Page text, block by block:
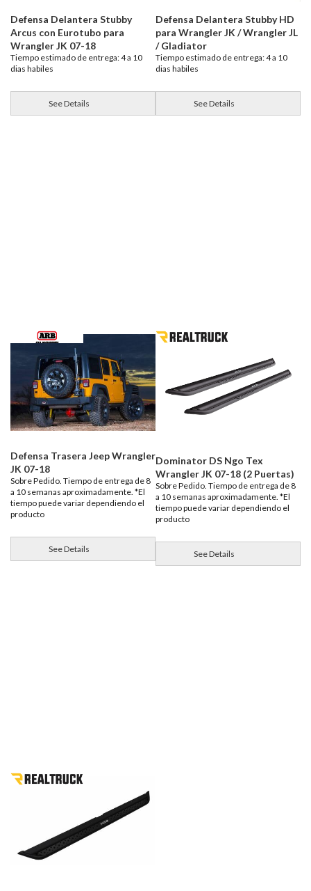
Defensa Delantera Stubby
Arcus con Eurotubo para
Wrangler JK 07-18
Tiempo estimado de entrega: 4 a 10
dias habiles
See Details
Defensa Delantera Stubby HD
para Wrangler JK / Wrangler JL
/ Gladiator
Tiempo estimado de entrega: 4 a 10
dias habiles
See Details
Defensa Trasera Jeep Wrangler
JK 07-18
Sobre Pedido. Tiempo de entrega de 8
a 10 semanas aproximadamente. *El
tiempo puede variar dependiendo el
producto
See Details
Dominator DS Ngo Tex
Wrangler JK 07-18 (2 Puertas)
Sobre Pedido. Tiempo de entrega de 8
a 10 semanas aproximadamente. *El
tiempo puede variar dependiendo el
producto
See Details